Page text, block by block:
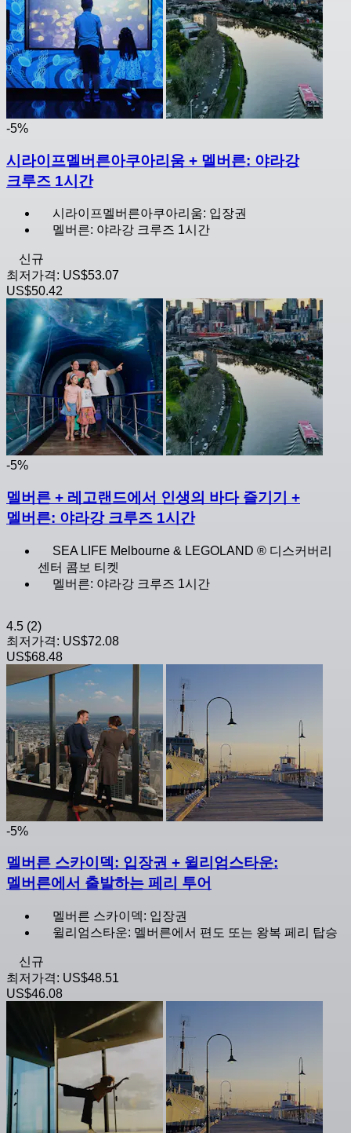
-5%
시라이프멜버른아쿠아리움 + 멜버른: 야라강
크루즈 1시간
시라이프멜버른아쿠아리움: 입장권
멜버른: 야라강 크루즈 1시간
신규
최저가격: US$53.07
US$50.42
-5%
멜버른 + 레고랜드에서 인생의 바다 즐기기 +
멜버른: 야라강 크루즈 1시간
SEA LIFE Melbourne & LEGOLAND ® 디스커버리
센터 콤보 티켓
멜버른: 야라강 크루즈 1시간
4.5 (2)
최저가격: US$72.08
US$68.48
-5%
멜버른 스카이덱: 입장권 + 윌리엄스타운:
멜버른에서 출발하는 페리 투어
멜버른 스카이덱: 입장권
윌리엄스타운: 멜버른에서 편도 또는 왕복 페리 탑승
신규
최저가격: US$48.51
US$46.08